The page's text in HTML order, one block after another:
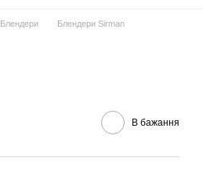
Блендери
Блендери Sirman
В бажання